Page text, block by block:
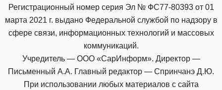
Регистрационный номер серия Эл № ФС77-80393 от 01
марта 2021 г. выдано Федеральной службой по надзору в
сфере связи, информационных технологий и массовых
коммуникаций.
Учредитель — ООО «СарИнформ». Директор —
Письменный А.А. Главный редактор — Спринчанэ Д.Ю.
При использовании любых материалов с сайта